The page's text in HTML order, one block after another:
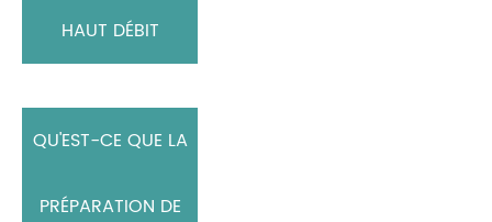
HAUT DÉBIT
QU'EST-CE QUE LA
PRÉPARATION DE